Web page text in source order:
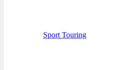
Sport Touring